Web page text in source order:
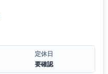
定休日
要確認